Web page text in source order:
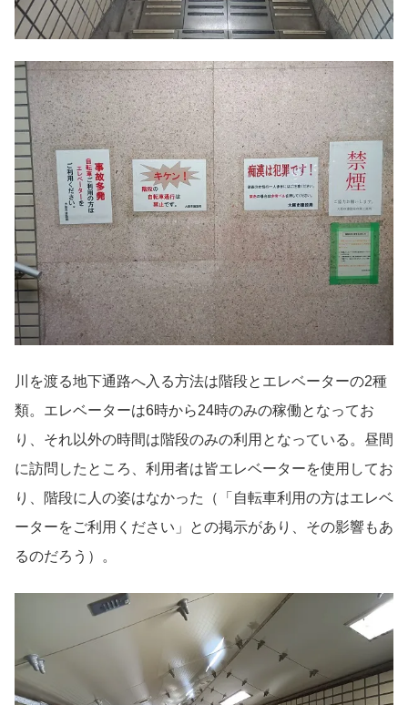
川を渡る地下通路へ入る方法は階段とエレベーターの2種
類。エレベーターは6時から24時のみの稼働となってお
り、それ以外の時間は階段のみの利用となっている。昼間
に訪問したところ、利用者は皆エレベーターを使用してお
り、階段に人の姿はなかった（「自転車利用の方はエレベ
ーターをご利用ください」との掲示があり、その影響もあ
るのだろう）。